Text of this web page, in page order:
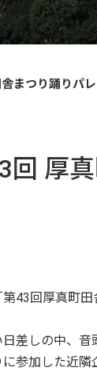
まつり踊りパ
回 厚
43回厚真町
差しの中、音
参加した近隣